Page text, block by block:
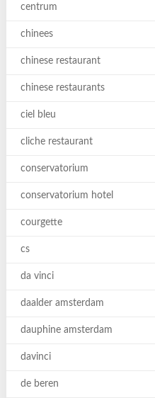
centrum
chinees
chinese restaurant
chinese restaurants
ciel bleu
cliche restaurant
conservatorium
conservatorium hotel
courgette
cs
da vinci
daalder amsterdam
dauphine amsterdam
davinci
de beren